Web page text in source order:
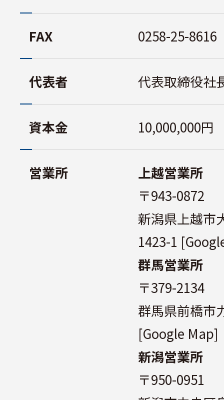
FAX 0258-25-8616
代表者 代表取締役
資本金 10,000,000円
営業所
上越営業所
〒943-0872
新潟県上越市
1423-1
群馬営業所
〒379-2134
群馬県前橋市
[Google Map]
新潟営業所
〒950-0951